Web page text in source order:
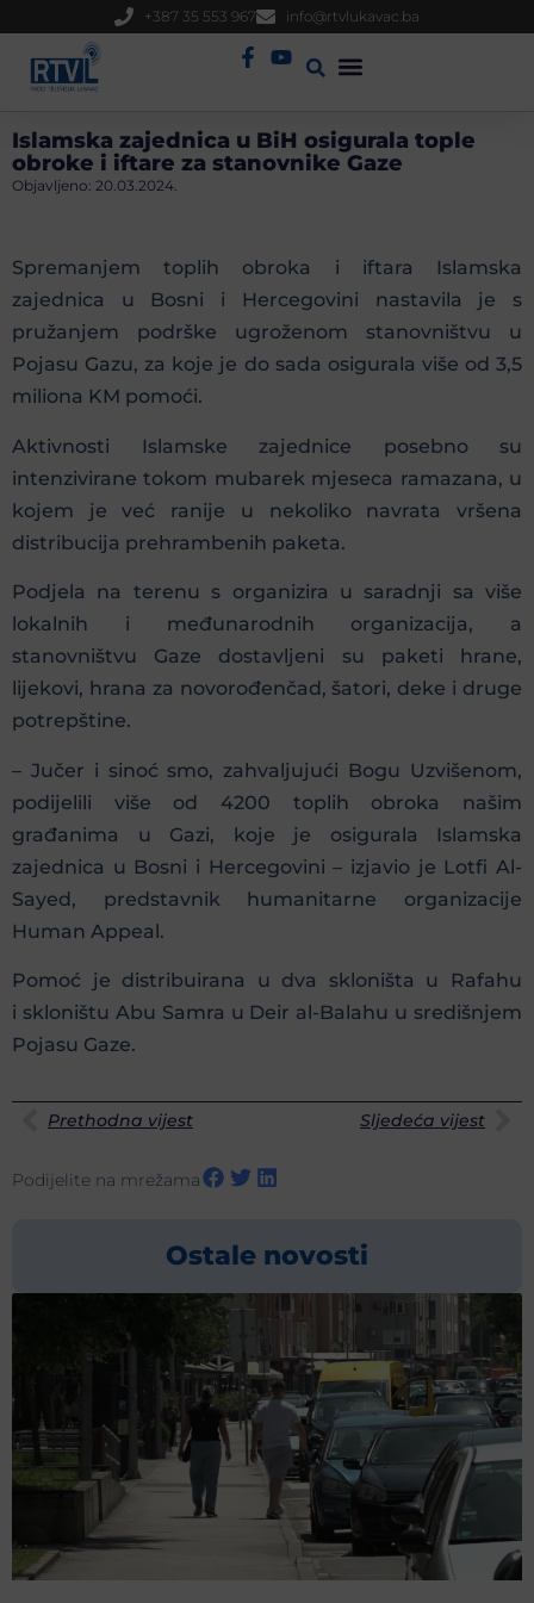
+387 35 553 967 info@rtvlukavac.ba
Islamska zajednica u BiH osigurala tople
obroke i iftare za stanovnike Gaze
Objavljeno: 20.03.2024.
Spremanjem toplih obroka i iftara Islamska
zajednica u Bosni i Hercegovini nastavila je s
pružanjem podrške ugroženom stanovništvu u
Pojasu Gazu, za koje je do sada osigurala više od 3,5
miliona KM pomoći.
Aktivnosti Islamske zajednice posebno su
intenzivirane tokom mubarek mjeseca ramazana, u
kojem je već ranije u nekoliko navrata vršena
distribucija prehrambenih paketa.
Podjela na terenu s organizira u saradnji sa više
lokalnih i međunarodnih organizacija, a
stanovništvu Gaze dostavljeni su paketi hrane,
lijekovi, hrana za novorođenčad, šatori, deke i druge
potrepštine.
– Jučer i sinoć smo, zahvaljujući Bogu Uzvišenom,
podijelili više od 4200 toplih obroka našim
građanima u Gazi, koje je osigurala Islamska
zajednica u Bosni i Hercegovini – izjavio je Lotfi Al-
Sayed, predstavnik humanitarne organizacije
Human Appeal.
Pomoć je distribuirana u dva skloništa u Rafahu
i skloništu Abu Samra u Deir al-Balahu u središnjem
Pojasu Gaze.
Prethodna vijest Sljedeća vijest
Podijelite na mrežama
Ostale novosti